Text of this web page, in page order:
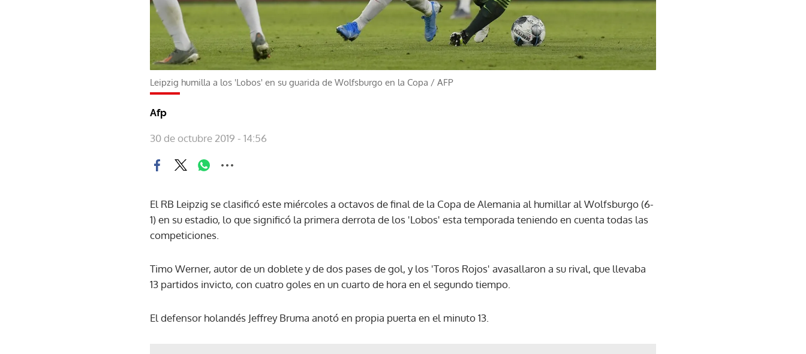
Leipzig humilla a los 'Lobos' en su guarida de Wolfsburgo en la Copa / AFP
Afp
30 de octubre 2019 - 14:56
El RB Leipzig se clasificó este miércoles a octavos de final de la Copa de Alemania al humillar al Wolfsburgo (6-
1) en su estadio, lo que significó la primera derrota de los 'Lobos' esta temporada teniendo en cuenta todas las
competiciones.
Timo Werner, autor de un doblete y de dos pases de gol, y los 'Toros Rojos' avasallaron a su rival, que llevaba
13 partidos invicto, con cuatro goles en un cuarto de hora en el segundo tiempo.
El defensor holandés Jeffrey Bruma anotó en propia puerta en el minuto 13.